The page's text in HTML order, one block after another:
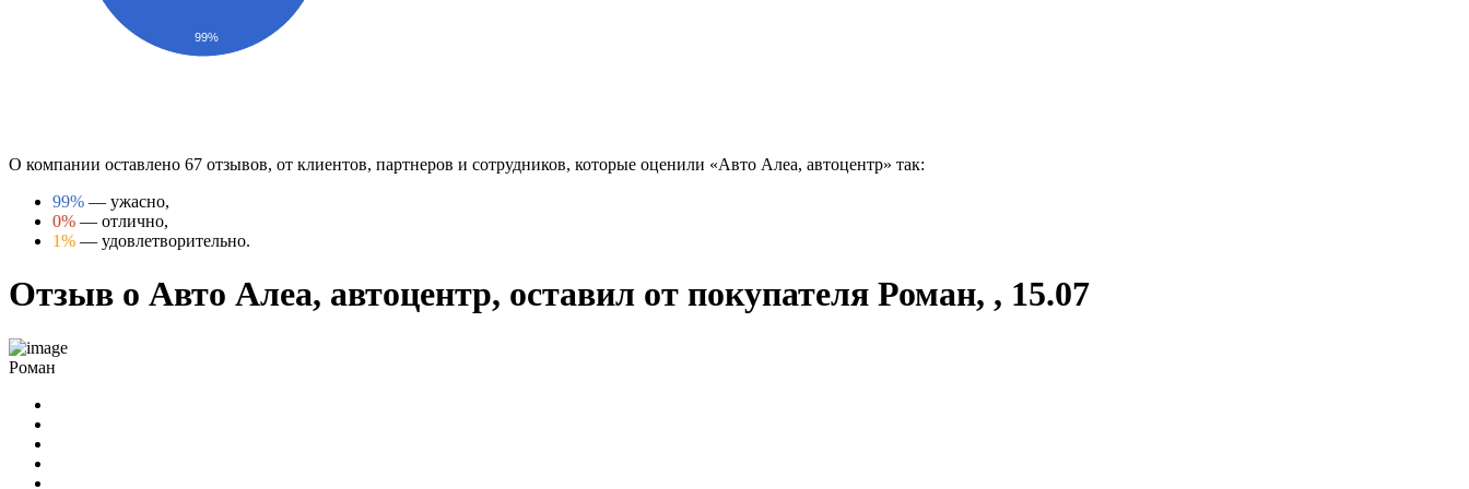
99%
О компании оставлено 67 отзывов, от клиентов, партнеров и сотрудников, которые оценили «Авто Алеа, автоцентр» так:
99% — ужасно,
0% — отлично,
1% — удовлетворительно.
Отзыв о Авто Алеа, автоцентр, оставил от покупателя Роман, , 15.07
Роман